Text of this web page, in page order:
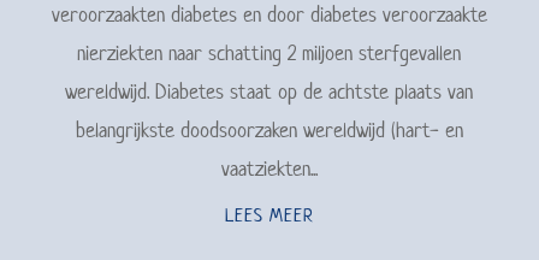
veroorzaakten diabetes en door diabetes veroorzaakte
nierziekten naar schatting 2 miljoen sterfgevallen
wereldwijd. Diabetes staat op de achtste plaats van
belangrijkste doodsoorzaken wereldwijd (hart- en
vaatziekten...
LEES MEER